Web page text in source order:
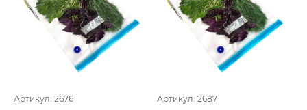
Артикул: 2676 Артикул: 2687